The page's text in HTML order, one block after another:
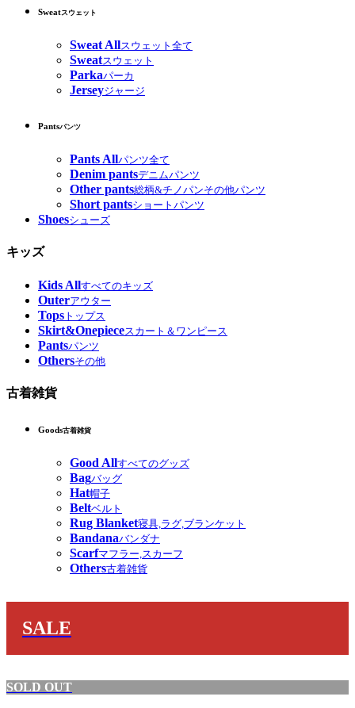
Sweatスウェット
Sweat Allスウェット全て
Sweatスウェット
Parkaパーカ
Jerseyジャージ
Pantsパンツ
Pants Allパンツ全て
Denim pantsデニムパンツ
Other pants総柄&チノパンその他パンツ
Short pantsショートパンツ
Shoesシューズ
キッズ
Kids Allすべてのキッズ
Outerアウター
Tops トップス
Skirt&Onepieceスカート＆ワンピース
Pantsパンツ
Othersその他
古着雑貨
Goods古着雑貨
Good Allすべてのグッズ
Bagバッグ
Hat帽子
Beltベルト
Rug Blanket寝具,ラグ,ブランケット
Bandanaバンダナ
Scarfマフラー,スカーフ
Others古着雑貨
SALE
SOLD OUT